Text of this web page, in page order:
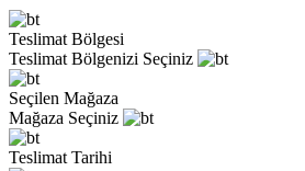
Teslimat Bölgesi
Teslimat Bölgenizi Seçiniz
Seçilen Mağaza
Mağaza Seçiniz
Teslimat Tarihi